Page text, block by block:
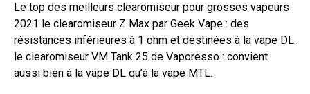
Le top des meilleurs clearomiseur pour grosses vapeurs
2021 le clearomiseur Z Max par Geek Vape : des
résistances inférieures à 1 ohm et destinées à la vape DL.
le clearomiseur VM Tank 25 de Vaporesso : convient
aussi bien à la vape DL qu’à la vape MTL.